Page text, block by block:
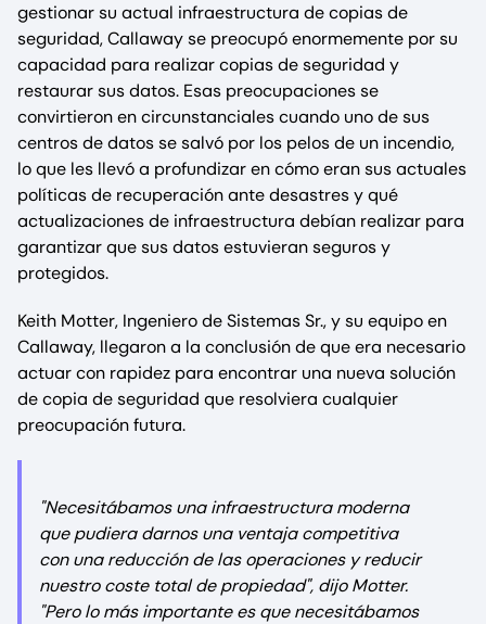
gestionar su actual infraestructura de copias de
seguridad, Callaway se preocupó enormemente por su
capacidad para realizar copias de seguridad y
restaurar sus datos. Esas preocupaciones se
convirtieron en circunstanciales cuando uno de sus
centros de datos se salvó por los pelos de un incendio,
lo que les llevó a profundizar en cómo eran sus actuales
políticas de recuperación ante desastres y qué
actualizaciones de infraestructura debían realizar para
garantizar que sus datos estuvieran seguros y
protegidos.
Keith Motter, Ingeniero de Sistemas Sr., y su equipo en
Callaway, llegaron a la conclusión de que era necesario
actuar con rapidez para encontrar una nueva solución
de copia de seguridad que resolviera cualquier
preocupación futura.
"Necesitábamos una infraestructura moderna
que pudiera darnos una ventaja competitiva
con una reducción de las operaciones y reducir
nuestro coste total de propiedad", dijo Motter.
"Pero lo más importante es que necesitábamos